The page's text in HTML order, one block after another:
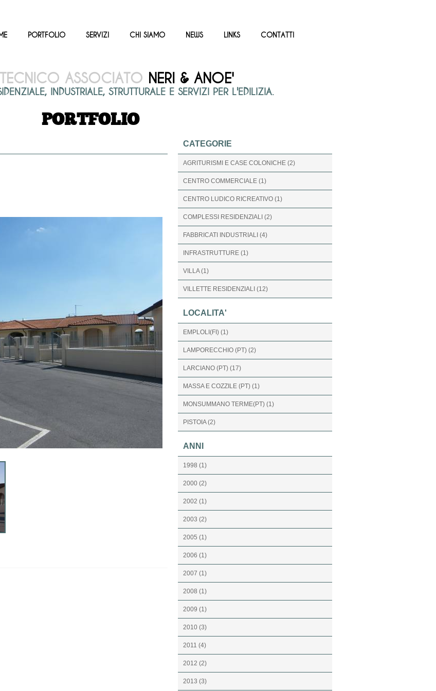
PORTFOLIO SERVIZI CHI SIAMO NEWS LINKS CONTATTI
ASSOCIATO NERI & ANOE'
INDUSTRIALE, STRUTTURALE E SERVIZI PER L'EDILIZIA.
PORTFOLIO
CATEGORIE
AGRITURISMI E CASE COLONICHE (2)
CENTRO COMMERCIALE (1)
CENTRO LUDICO RICREATIVO (1)
COMPLESSI RESIDENZIALI (2)
FABBRICATI INDUSTRIALI (4)
INFRASTRUTTURE (1)
VILLA (1)
VILLETTE RESIDENZIALI (12)
LOCALITA'
EMPLOLI(FI) (1)
LAMPORECCHIO (PT) (2)
LARCIANO (PT) (17)
MASSA E COZZILE (PT) (1)
MONSUMMANO TERME(PT) (1)
PISTOIA (2)
ANNI
1998 (1)
2000 (2)
2002 (1)
2003 (2)
2005 (1)
2006 (1)
2007 (1)
2008 (1)
2009 (1)
2010 (3)
2011 (4)
2012 (2)
2013 (3)